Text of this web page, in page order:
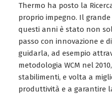
Thermo ha posto la
proprio impegno. Il
questi anni è stato non
passo con innovazione e
guidarla, ad esempio
metodologia WCM nel
stabilimenti, e volta a
produttività e a garantire